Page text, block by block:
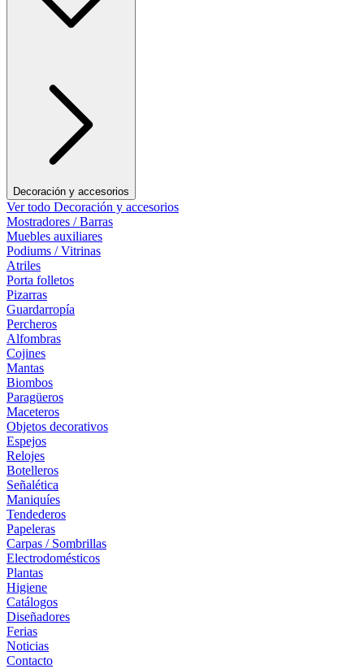
Decoración y accesorios
Ver todo Decoración y accesorios
Mostradores / Barras
Muebles auxiliares
Podiums / Vitrinas
Atriles
Porta folletos
Pizarras
Guardarropía
Percheros
Alfombras
Cojines
Mantas
Biombos
Paragüeros
Maceteros
Objetos decorativos
Espejos
Relojes
Botelleros
Señalética
Maniquíes
Tendederos
Papeleras
Carpas / Sombrillas
Electrodomésticos
Plantas
Higiene
Catálogos
Diseñadores
Ferias
Noticias
Contacto